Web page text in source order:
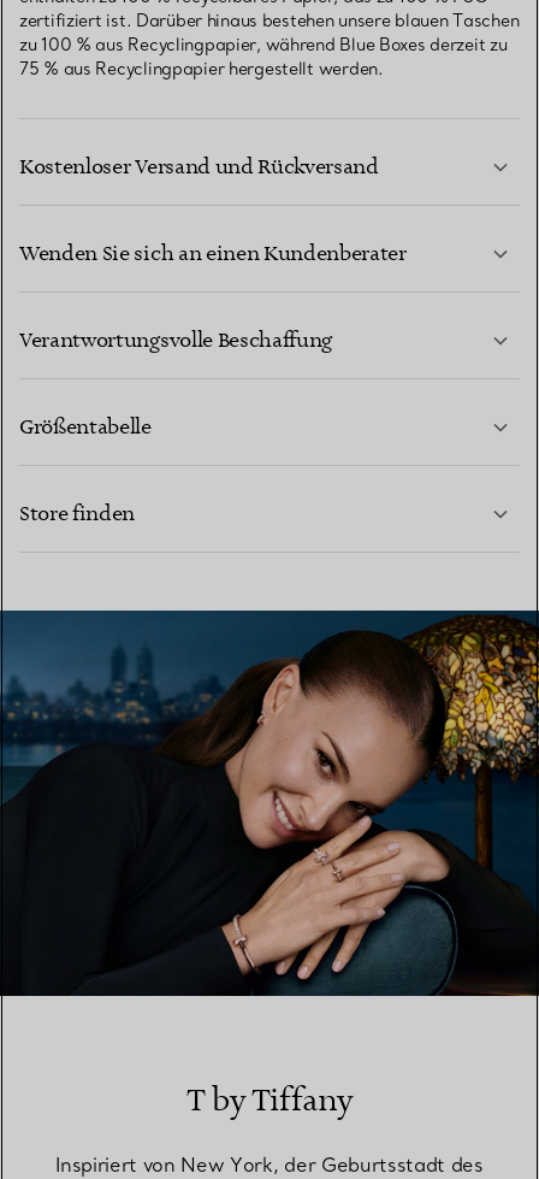
zertifiziert ist. Darüber hinaus bestehen unsere blauen Taschen
zu 100 % aus Recyclingpapier, während Blue Boxes derzeit zu
75 % aus Recyclingpapier hergestellt werden.
Kostenloser Versand und Rückversand
Wenden Sie sich an einen Kundenberater
Verantwortungsvolle Beschaffung
Größentabelle
Store finden
T by Tiffany
Inspiriert von New York, der Geburtsstadt des